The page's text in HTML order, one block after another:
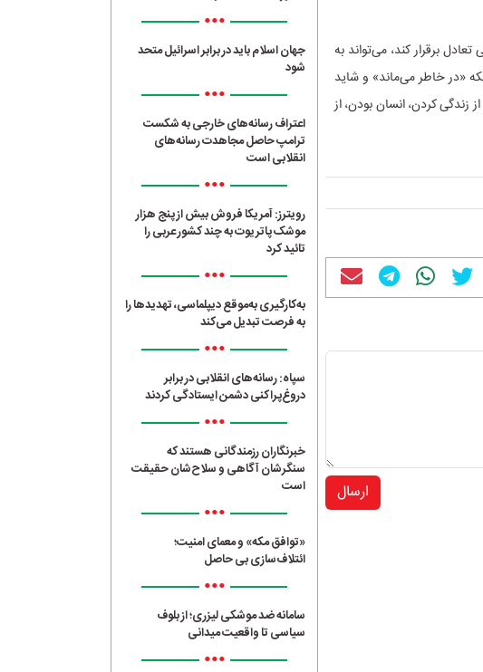
برقرار کند، می‌تواند به
«در خاطر می‌ماند» و شاید
زندگی کردن، انسان بودن، از
ارسال
•••
جهان اسلام باید در برابر اسرائیل متحد
شود
•••
اعتراف رسانه‌های خارجی به شکست
ترامپ حاصل مجاهدت رسانه‌های
انقلابی است
•••
رویترز: آمریکا فروش بیش از پنج هزار
موشک پاتریوت به چند کشور عربی را
تائید کرد
•••
به‌کارگیری به‌موقع دیپلماسی، تهدیدها را
به فرصت تبدیل می‌کند
•••
سپاه: رسانه‌های انقلابی در برابر
دروغ‌پراکنی دشمن ایستادگی کردند
•••
خبرنگاران رزمندگانی هستند که
سنگرشان آگاهی و سلاح‌شان حقیقت
است
•••
«توافق مکه» و معمای امنیت؛
ائتلاف‌سازی بی حاصل
•••
سامانه ضد موشکی لیزری؛ از بلوف
سیاسی تا واقعیت میدانی
•••